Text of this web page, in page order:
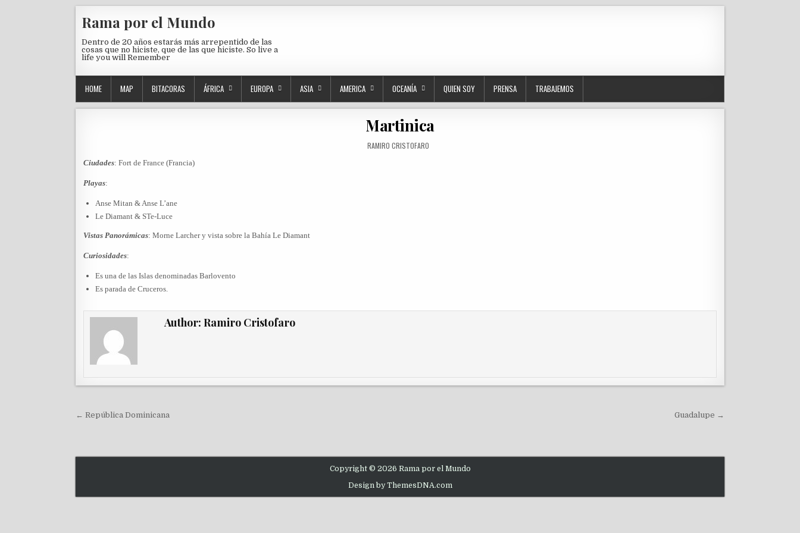
Rama por el Mundo
Dentro de 20 años estarás más arrepentido de las
cosas que no hiciste, que de las que hiciste. So live a
life you will Remember
HOME MAP BITACORAS ÁFRICA EUROPA ASIA AMERICA OCEANÍA QUIEN SOY PRENSA TRABAJEMOS
Martinica
AUTHOR:
RAMIRO CRISTOFARO
Ciudades: Fort de France (Francia)
Playas:
Anse Mitan & Anse L’ane
Le Diamant & STe-Luce
Vistas Panorámicas: Morne Larcher y vista sobre la Bahía Le Diamant
Curiosidades:
Es una de las Islas denominadas Barlovento
Es parada de Cruceros.
Author:Ramiro Cristofaro
Navegación de entradas
← República Dominicana Guadalupe →
Copyright © 2026 Rama por el Mundo
Design by ThemesDNA.com